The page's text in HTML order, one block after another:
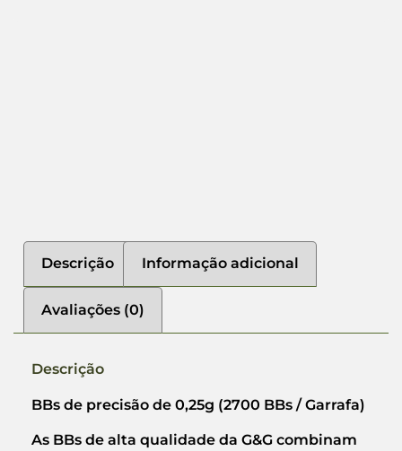
Descrição Informação adicional
Avaliações (0)
Descrição
BBs de precisão de 0,25g (2700 BBs / Garrafa)
As BBs de alta qualidade da G&G combinam